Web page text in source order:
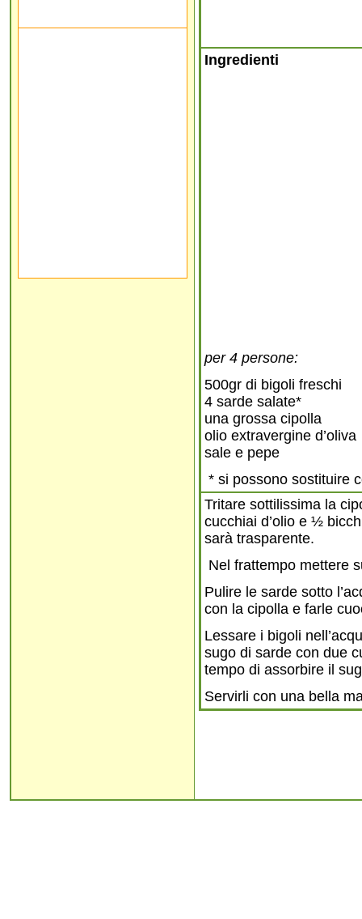
Ingredienti
per 4 persone:
500gr di bigoli freschi
4 sarde salate*
una grossa cipolla
olio extravergine d’oliva
sale e pepe
* si possono sostituire
Tritare sottilissima la
cucchiai d’olio e ½
sarà trasparente.
Nel frattempo mettere
Pulire le sarde sotto
con la cipolla e farle
Lessare i bigoli
sugo di sarde con due
tempo di assorbire il
Servirli con una bella